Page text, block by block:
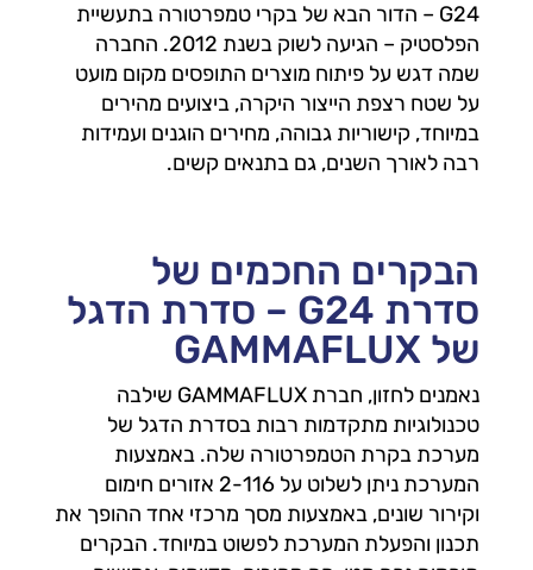
G24 – הדור הבא של בקרי טמפרטורה בתעשיית
הפלסטיק – הגיעה לשוק בשנת 2012. החברה
שמה דגש על פיתוח מוצרים התופסים מקום מועט
על שטח רצפת הייצור היקרה, ביצועים מהירים
במיוחד, קישוריות גבוהה, מחירים הוגנים ועמידות
רבה לאורך השנים, גם בתנאים קשים.
הבקרים החכמים של
סדרת G24 – סדרת הדגל
של GAMMAFLUX
נאמנים לחזון, חברת GAMMAFLUX שילבה
טכנולוגיות מתקדמות רבות בסדרת הדגל של
מערכת בקרת הטמפרטורה שלה. באמצעות
המערכת ניתן לשלוט על 2-116 אזורים חימום
וקירור שונים, באמצעות מסך מרכזי אחד ההופך את
תכנון והפעלת המערכת לפשוט במיוחד. הבקרים